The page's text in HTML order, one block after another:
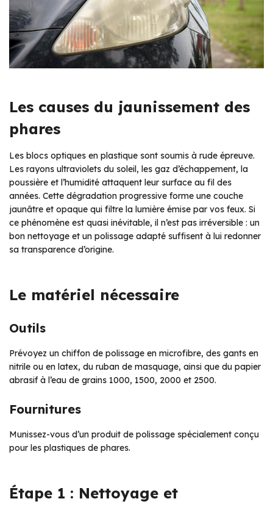
Les causes du jaunissement des
phares
Les blocs optiques en plastique sont soumis à rude épreuve.
Les rayons ultraviolets du soleil, les gaz d’échappement, la
poussière et l’humidité attaquent leur surface au fil des
années. Cette dégradation progressive forme une couche
jaunâtre et opaque qui filtre la lumière émise par vos feux. Si
ce phénomène est quasi inévitable, il n’est pas irréversible : un
bon nettoyage et un polissage adapté suffisent à lui redonner
sa transparence d’origine.
Le matériel nécessaire
Outils
Prévoyez un chiffon de polissage en microfibre, des gants en
nitrile ou en latex, du ruban de masquage, ainsi que du papier
abrasif à l’eau de grains 1000, 1500, 2000 et 2500.
Fournitures
Munissez-vous d’un produit de polissage spécialement conçu
pour les plastiques de phares.
Étape 1 : Nettoyage et